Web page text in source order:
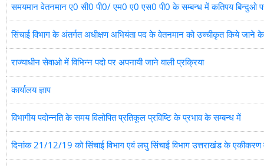
समयमान वेतनमान ए0 सी0 पी0/ एम0 ए0 एस0 पी0 के सम्बन्ध में कतिपय बिन्दुओ
सिंचाई विभाग के अंतर्गत अधीक्षण अभियंता पद के वेतनमान को उच्चीकृत किये जाने
राज्याधीन सेवाओ में विभिन्न पदो पर अपनायी जाने वाली प्रक्रिया
कार्यालय ज्ञाप
विभागीय पदोन्नति के समय विलोपित प्रतिकूल प्रविष्टि के प्रभाव के सम्बन्ध में
दिनांक 21/12/19 को सिंचाई विभाग एवं लघु सिंचाई विभाग उत्तराखंड के